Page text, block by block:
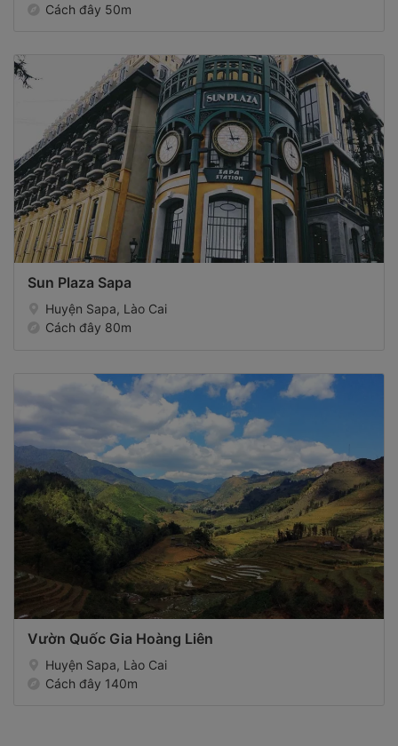
Cách đây 50m
Sun Plaza Sapa
Huyện Sapa, Lào Cai
Cách đây 80m
Vườn Quốc Gia Hoàng Liên
Huyện Sapa, Lào Cai
Cách đây 140m